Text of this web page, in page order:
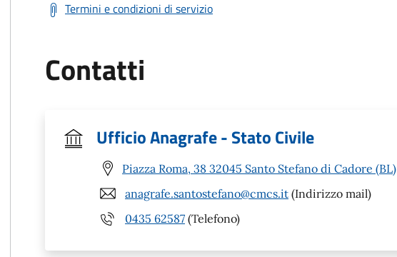
Termini e condizioni di servizio
Contatti
Ufficio Anagrafe - Stato Civile
Piazza Roma, 38 32045 Santo Stefano di Cadore (BL)
anagrafe.santostefano@cmcs.it (Indirizzo mail)
0435 62587 (Telefono)